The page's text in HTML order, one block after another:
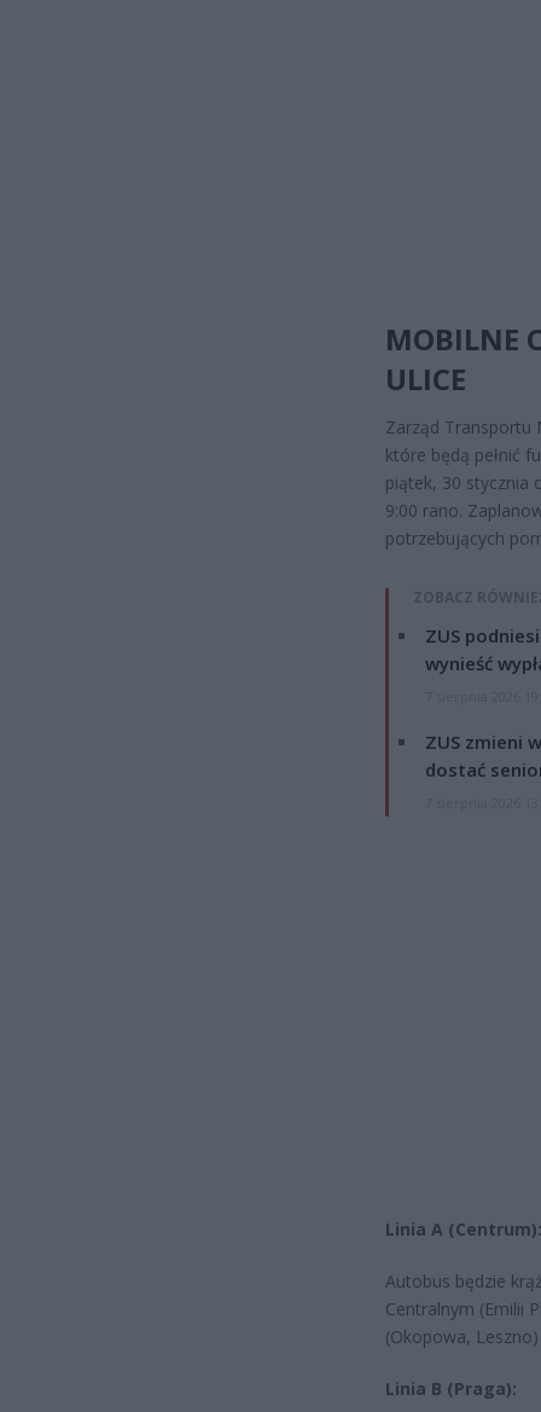
MOBILNE
ULICE
Zarząd Transportu
które będą pełnić
piątek, 30 stycznia
9:00 rano.
potrzebujących
ZOBACZ
ZUS
wynieść
ZUS zmieni
dostać
Linia A (Centrum):
Autobus będzie
Centralnym (Emilii
(Okopowa,
Linia B (Praga):